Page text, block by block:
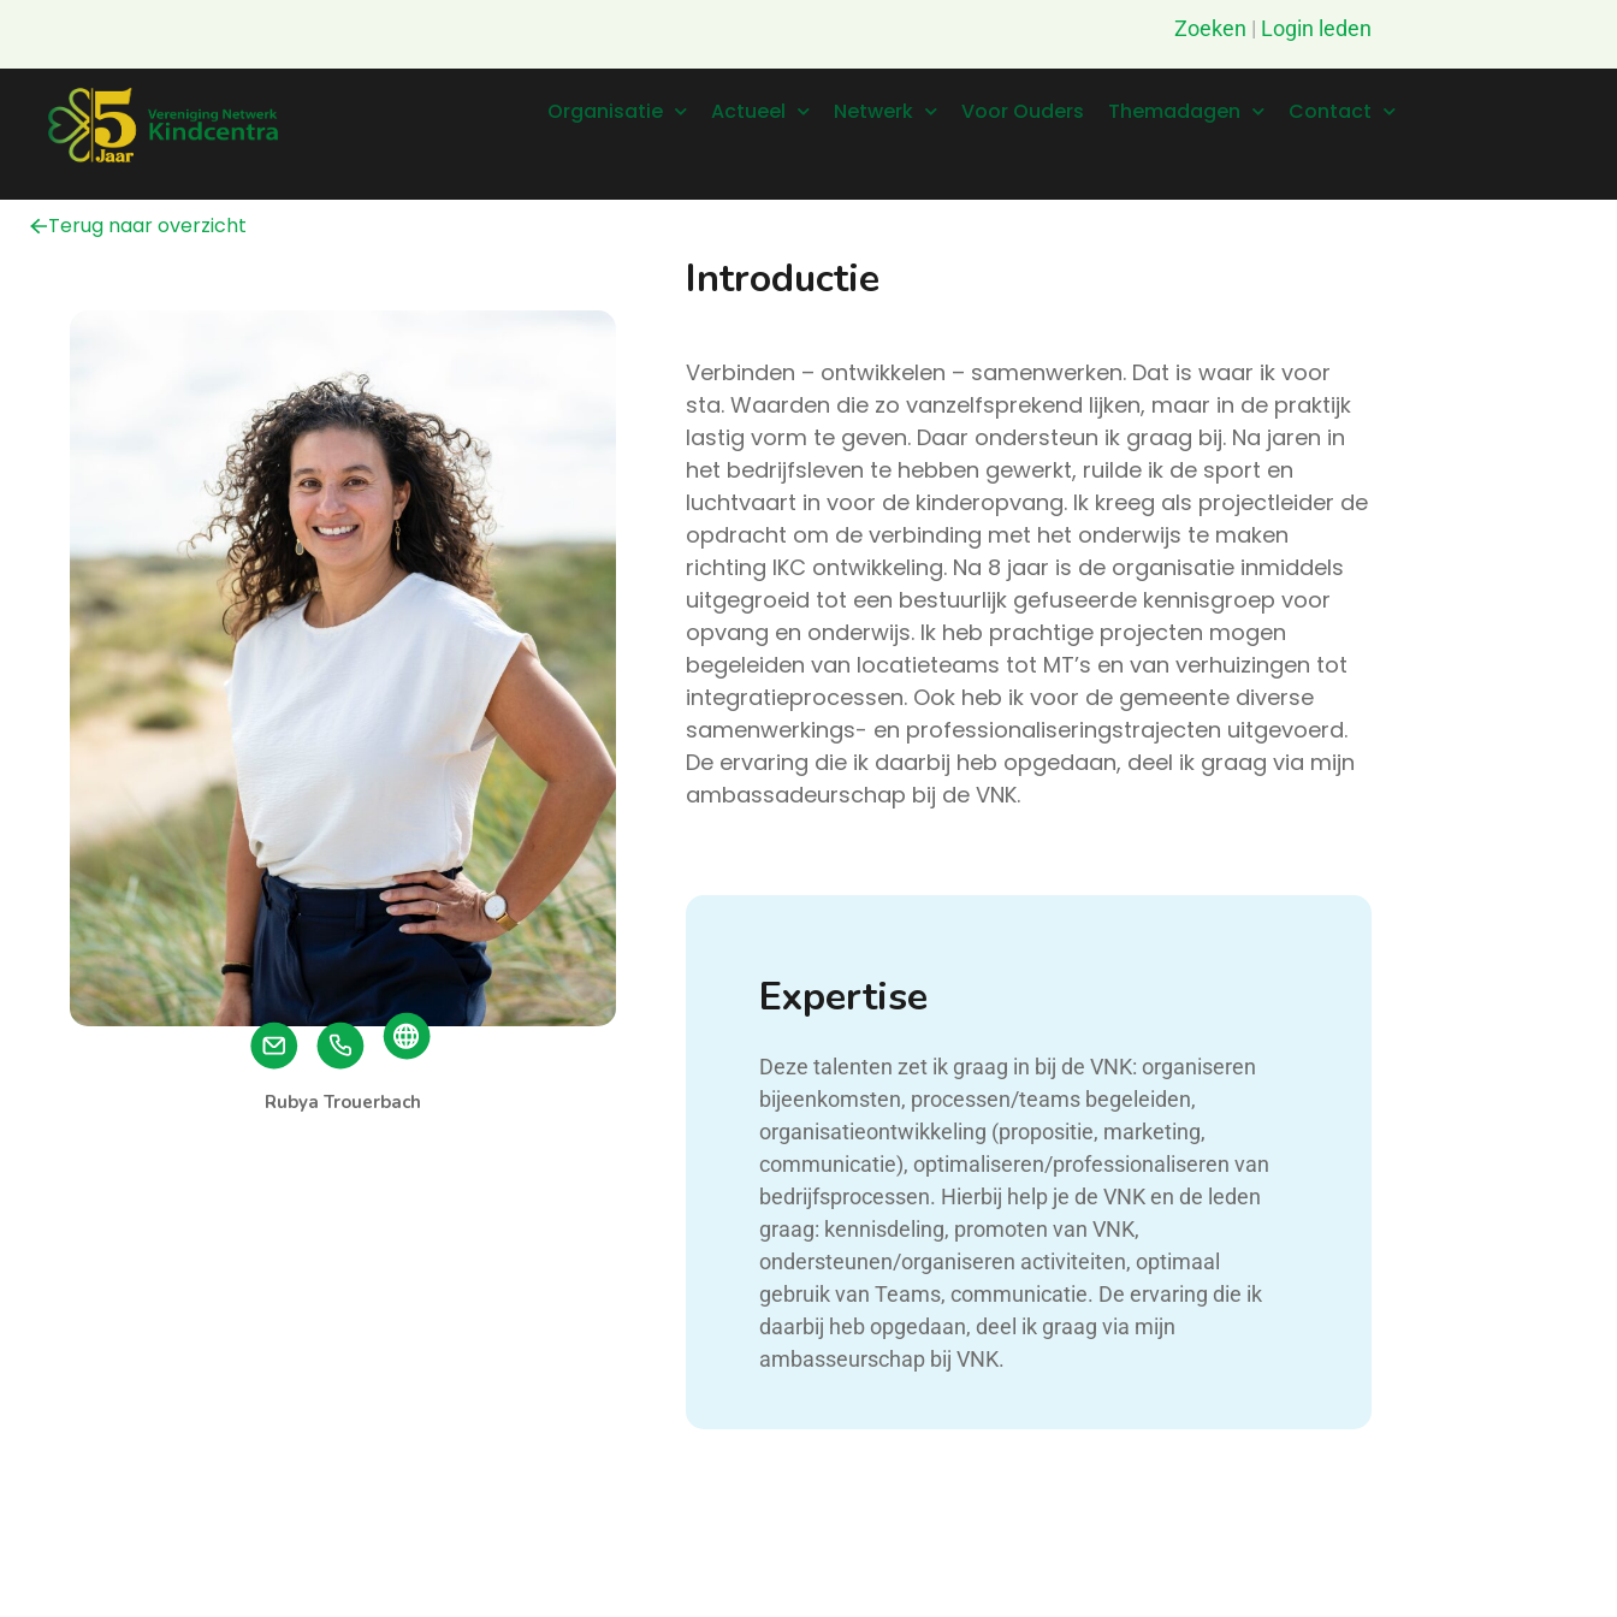
Zoeken | Login leden
Organisatie Actueel Netwerk Voor Ouders Themadagen Contact
Terug naar overzicht
Rubya Trouerbach
Introductie
Verbinden – ontwikkelen – samenwerken. Dat is waar ik voor
sta. Waarden die zo vanzelfsprekend lijken, maar in de praktijk
lastig vorm te geven. Daar ondersteun ik graag bij. Na jaren in
het bedrijfsleven te hebben gewerkt, ruilde ik de sport en
luchtvaart in voor de kinderopvang. Ik kreeg als projectleider de
opdracht om de verbinding met het onderwijs te maken
richting IKC ontwikkeling. Na 8 jaar is de organisatie inmiddels
uitgegroeid tot een bestuurlijk gefuseerde kennisgroep voor
opvang en onderwijs. Ik heb prachtige projecten mogen
begeleiden van locatieteams tot MT’s en van verhuizingen tot
integratieprocessen. Ook heb ik voor de gemeente diverse
samenwerkings- en professionaliseringstrajecten uitgevoerd.
De ervaring die ik daarbij heb opgedaan, deel ik graag via mijn
ambassadeurschap bij de VNK.
Expertise
Deze talenten zet ik graag in bij de VNK: organiseren
bijeenkomsten, processen/teams begeleiden,
organisatieontwikkeling (propositie, marketing,
communicatie), optimaliseren/professionaliseren van
bedrijfsprocessen. Hierbij help je de VNK en de leden
graag: kennisdeling, promoten van VNK,
ondersteunen/organiseren activiteiten, optimaal
gebruik van Teams, communicatie. De ervaring die ik
daarbij heb opgedaan, deel ik graag via mijn
ambasseurschap bij VNK.